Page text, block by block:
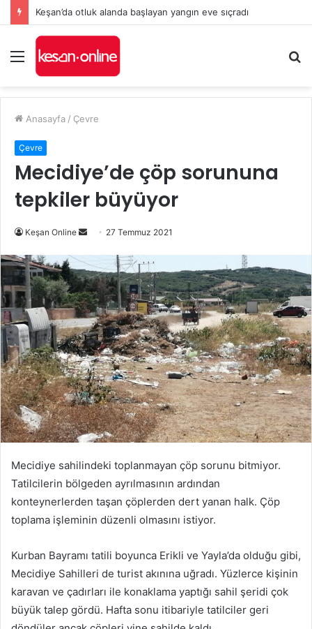
Keşan’da otluk alanda başlayan yangın eve sıçradı
Menü
...
Anasayfa / Çevre
Çevre
Mecidiye’de çöp sorununa
tepkiler büyüyor
Keşan Online
Bir
posta
göndermek
27 Temmuz 2021
Mecidiye sahilindeki toplanmayan çöp sorunu bitmiyor.
Tatilcilerin bölgeden ayrılmasının ardından
konteynerlerden taşan çöplerden dert yanan halk. Çöp
toplama işleminin düzenli olmasını istiyor.
Kurban Bayramı tatili boyunca Erikli ve Yayla’da olduğu gibi,
Mecidiye Sahilleri de turist akınına uğradı. Yüzlerce kişinin
karavan ve çadırları ile konaklama yaptığı sahil şeridi çok
büyük talep gördü. Hafta sonu itibariyle tatilciler geri